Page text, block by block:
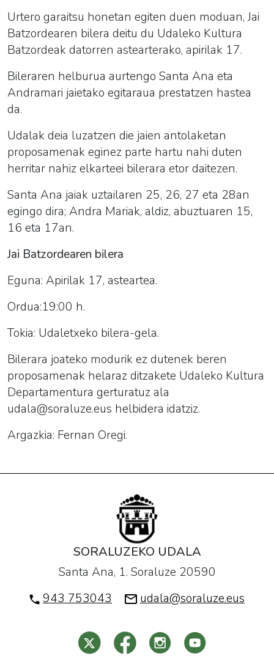
Urtero garaitsu honetan egiten duen moduan, Jai
Batzordearen bilera deitu du Udaleko Kultura
Batzordeak datorren astearterako, apirilak 17.
Bileraren helburua aurtengo Santa Ana eta
Andramari jaietako egitaraua prestatzen hastea
da.
Udalak deia luzatzen die jaien antolaketan
proposamenak eginez parte hartu nahi duten
herritar nahiz elkarteei bilerara etor daitezen.
Santa Ana jaiak uztailaren 25, 26, 27 eta 28an
egingo dira; Andra Mariak, aldiz, abuztuaren 15,
16 eta 17an.
Jai Batzordearen bilera
Eguna: Apirilak 17, asteartea.
Ordua:19:00 h.
Tokia: Udaletxeko bilera-gela.
Bilerara joateko modurik ez dutenek beren
proposamenak helaraz ditzakete Udaleko Kultura
Departamentura gerturatuz ala
udala@soraluze.eus helbidera idatziz.
Argazkia: Fernan Oregi.
SORALUZEKO UDALA
Santa Ana, 1. Soraluze 20590
943 753043
udala@soraluze.eus